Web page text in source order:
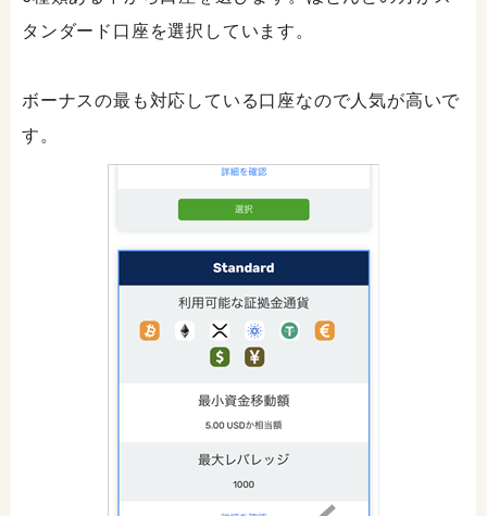
タンダード口座を選択しています。
ボーナスの最も対応している口座なので人気が高いで
す。